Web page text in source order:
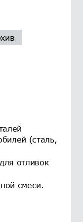
(сталь,
отливок
смеси.